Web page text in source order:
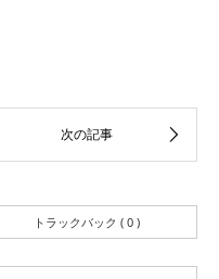
トラックバック ( 0 )